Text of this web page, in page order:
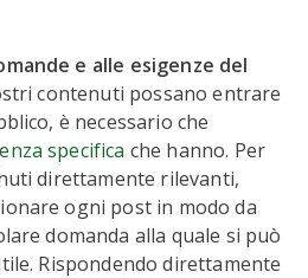
e alle esigenze del
contenuti possano entrare
è necessario che
specifica che hanno. Per
direttamente rilevanti,
ogni post in modo da
domanda alla quale si può
Rispondendo direttamente